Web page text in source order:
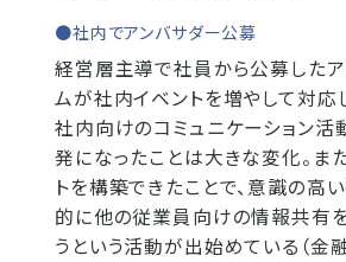
●社内でアンバサダー公募
経営層主導で社員から公募した
ムが社内イベントを増やして対応
社内向けのコミュニケーション活
発になったことは大きな変化。また
トを構築できたことで、意識の高
的に他の従業員向けの情報共有
うという活動が出始めている（金融